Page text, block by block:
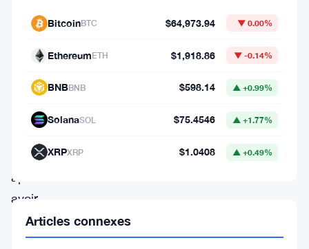
prolongeant
repli
après
avoir
atteint
des
BitcoinBTC $64,973.94 ▼ 0.00%
EthereumETH $1,918.86 ▼ -0.14%
BNBBNB $598.14 ▲ +0.99%
SolanaSOL $75.4546 ▲ +1.77%
XRPXRP $1.0408 ▲ +0.49%
Articles connexes